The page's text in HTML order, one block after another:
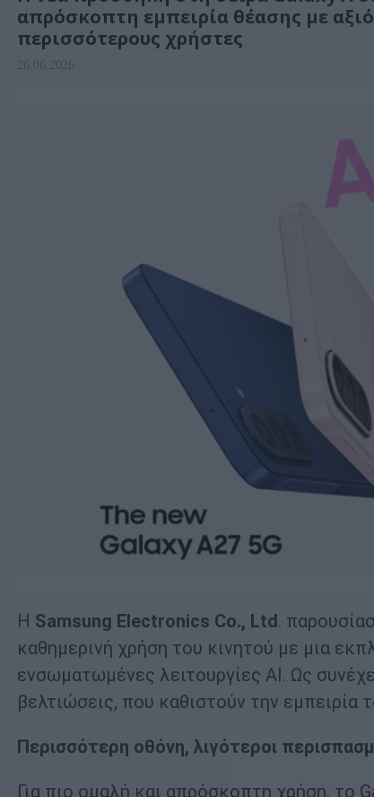
απρόσκοπτη εμπειρία θέασης με
περισσότερους χρήστες
26.06.2026
Η Samsung Electronics Co., Ltd .
καθημερινή χρήση του κινητού με μια
ενσωματωμένες λειτουργίες AI. Ως
βελτιώσεις, που καθιστούν την εμπειρία
Περισσότερη οθόνη, λιγότεροι
Για πιο ομαλή και απρόσκοπτη χρήση, το